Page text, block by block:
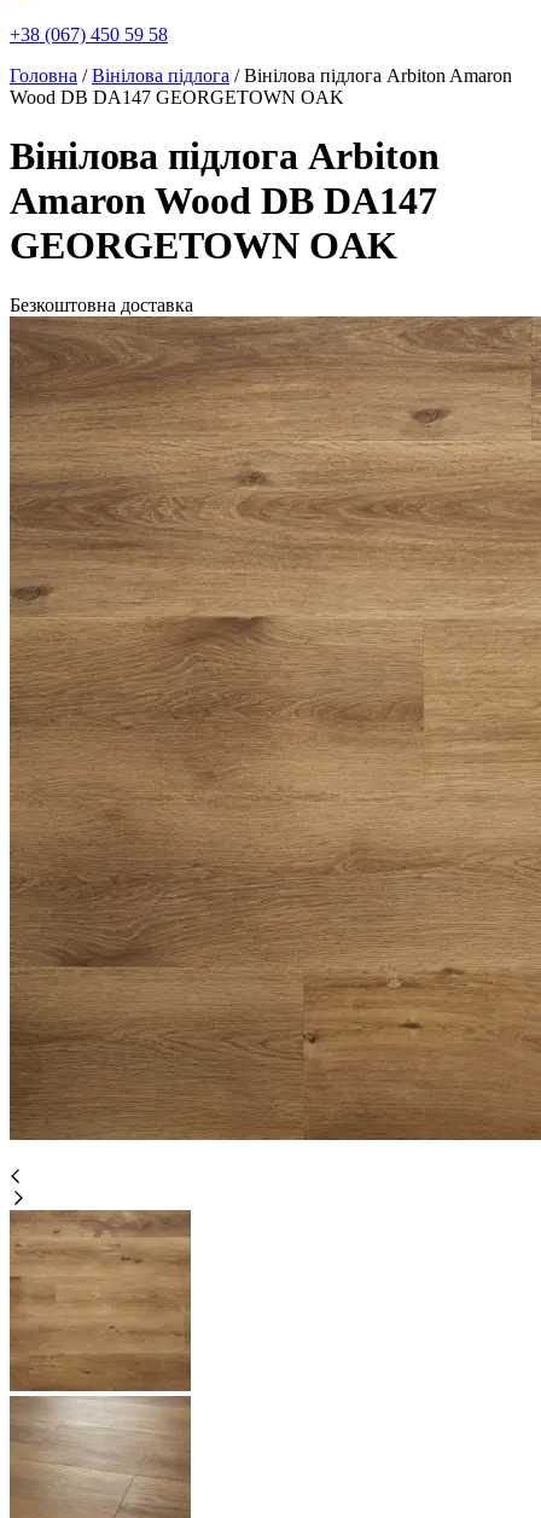
+38 (067) 450 59 58
Головна /Вінілова підлога /Вінілова підлога Arbiton Amaron
Wood DB DA147 GEORGETOWN OAK
Вінілова підлога Arbiton
Amaron Wood DB DA147
GEORGETOWN OAK
Безкоштовна доставка